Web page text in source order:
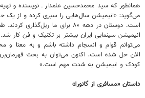
همانطور که سید محمدحسین علمدار ـ نویسنده و تهیه
می‌گوید: «انیمیشن سال‌هایی را سپری کرده و از یک
است. دوستان در دهه ۸۰ برای ما
انیمیشن سینمایی ایران بیشتر بر تکنیک و فن کار
می‌توانم قوام و انسجام داشته باشم و به معنا و
الان حل شده است. اکنون می‌توان به بحث
کودک و انیمیشن به شدت مهم است.»
داستان «مسافری از گانورا»